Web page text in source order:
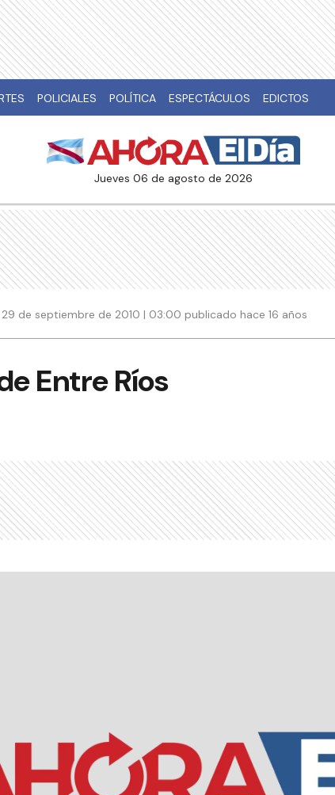
POLICIALES POLÍTICA ESPECTÁCULOS EDICTOS
jueves 06 de agosto de 2026
29 de septiembre de 2010 | 03:00 publicado hace 16 años
Entre Ríos